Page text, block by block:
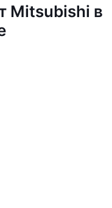
Mitsubishi в